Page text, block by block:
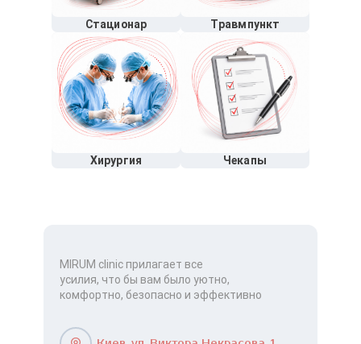
Стационар Травмпункт
Хирургия Чекапы
MIRUM clinic прилагает все
усилия, что бы вам было уютно,
комфортно, безопасно и эффективно